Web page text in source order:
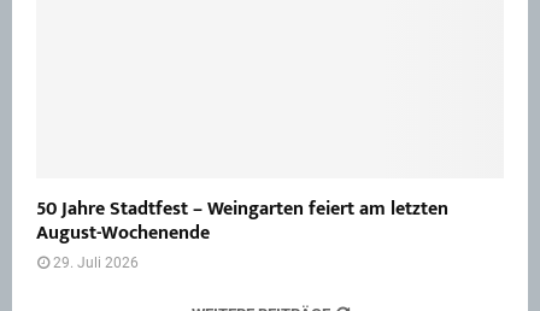
50 Jahre Stadtfest – Weingarten feiert am letzten
August-Wochenende
29. Juli 2026